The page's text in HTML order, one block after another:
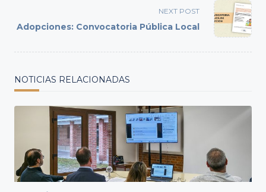
reader-
text">Page</span>
NEXT POST
Adopciones: Convocatoria Pública Local
NOTICIAS RELACIONADAS